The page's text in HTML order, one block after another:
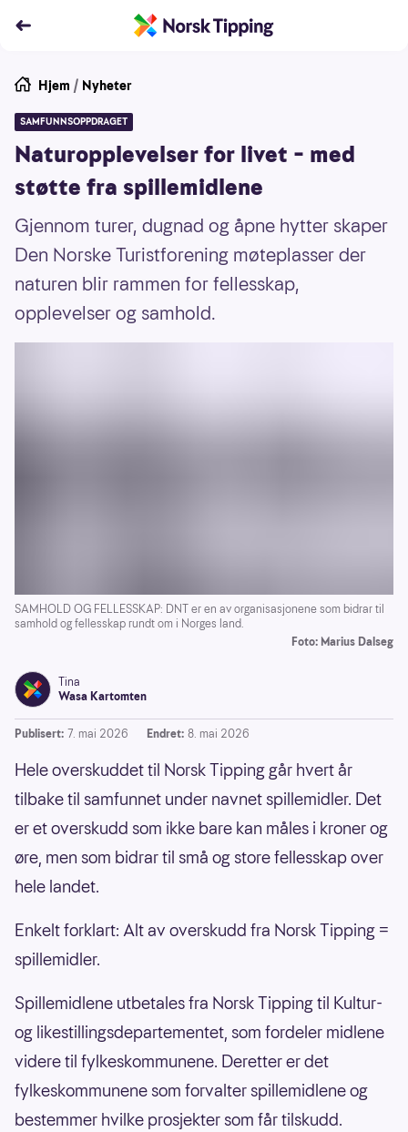
Hjem / Nyheter
SAMFUNNSOPPDRAGET
Naturopplevelser for livet – med
støtte fra spillemidlene
Gjennom turer, dugnad og åpne hytter skaper
Den Norske Turistforening møteplasser der
naturen blir rammen for fellesskap,
opplevelser og samhold.
SAMHOLD OG FELLESSKAP: DNT er en av organisasjonene som bidrar til
samhold og fellesskap rundt om i Norges land.
Foto: Marius Dalseg
Tina
Wasa Kartomten
Publisert: 7. mai 2026 Endret: 8. mai 2026
Hele overskuddet til Norsk Tipping går hvert år
tilbake til samfunnet under navnet spillemidler. Det
er et overskudd som ikke bare kan måles i kroner og
øre, men som bidrar til små og store fellesskap over
hele landet.
Enkelt forklart: Alt av overskudd fra Norsk Tipping =
spillemidler.
Spillemidlene utbetales fra Norsk Tipping til Kultur-
og likestillingsdepartementet, som fordeler midlene
videre til fylkeskommunene. Deretter er det
fylkeskommunene som forvalter spillemidlene og
bestemmer hvilke prosjekter som får tilskudd.